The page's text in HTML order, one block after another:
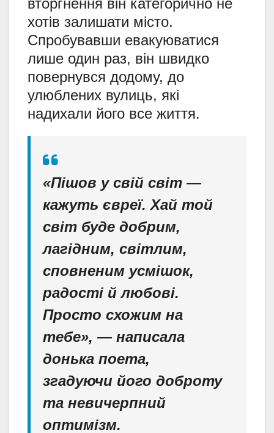
вторгнення він категорично не
хотів залишати місто.
Спробувавши евакуюватися
лише один раз, він швидко
повернувся додому, до
улюблених вулиць, які
надихали його все життя.
«Пішов у свій світ —
кажуть євреї. Хай той
світ буде добрим,
лагідним, світлим,
сповненим усмішок,
радості й любові.
Просто схожим на
тебе», — написала
донька поета,
згадуючи його доброту
та невичерпний
оптимізм.